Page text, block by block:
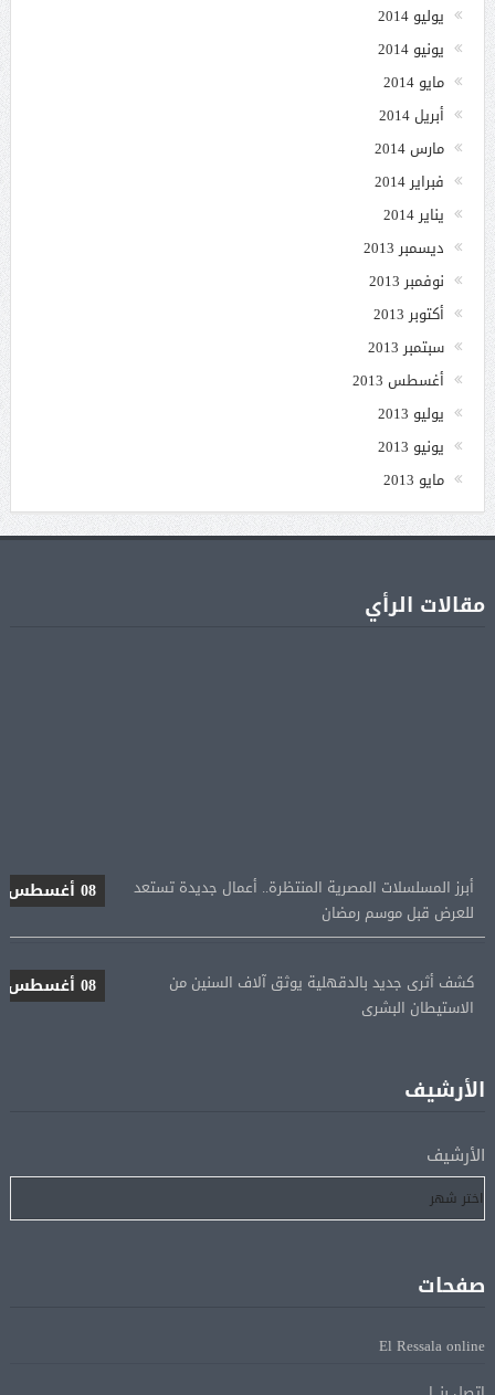
يوليو 2014
يونيو 2014
مايو 2014
أبريل 2014
مارس 2014
فبراير 2014
يناير 2014
ديسمبر 2013
نوفمبر 2013
أكتوبر 2013
سبتمبر 2013
أغسطس 2013
يوليو 2013
يونيو 2013
مايو 2013
مقالات الرأي
للعرض قبل موسم رمضان
الاستيطان البشرى
المؤهلة لأولمبياد 2028
إسبانيا تعيد فرض الرقابة على حدودها مع إيطاليا وسط
خلاف متصاعد بشأن الهجرة
عبر المفاوضات
الأرشيف
الأرشيف
صفحات
El Ressala online